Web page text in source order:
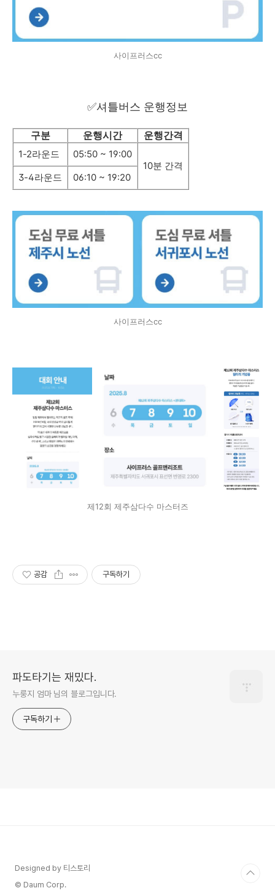
사이프러스cc
✅셔틀버스 운행정보
구분 운행시간 운행간격
1-2라운드
05:50 ~ 19:00
10분 간격
3-4라운드
06:10 ~ 19:20
사이프러스cc
제12회 제주삼다수 마스터즈
공감 구독하기
파도타기는 재밌다.
누룽지 엄마 님의 블로그입니다.
구독하기
Designed by 티스토리
© Daum Corp.